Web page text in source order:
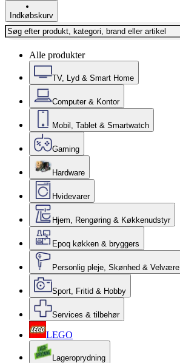
Indkøbskurv
Alle produkter
TV, Lyd & Smart Home
Computer & Kontor
Mobil, Tablet & Smartwatch
Gaming
Hardware
Hvidevarer
Hjem, Rengøring & Køkkenudstyr
Epoq køkken & bryggers
Personlig pleje, Skønhed & Velvære
Sport, Fritid & Hobby
Services & tilbehør
LEGO
Lageroprydning